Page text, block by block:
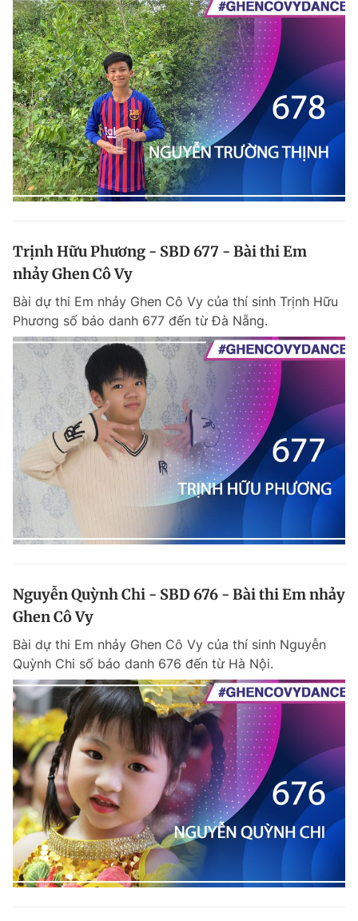
Giấy phép xuất bản số 110/GP - BTTTT cấp ngày 24.3.2020
© 2003-2026 Bản quyền thuộc về Báo Thanh Niên. Cấm sao chép
dưới mọi hình thức nếu không có sự chấp thuận bằng văn bản.
Phát triển bởi ePi Technologies, JSC.
Trịnh Hữu Phương - SBD 677 - Bài thi Em
nhảy Ghen Cô Vy
Bài dự thi Em nhảy Ghen Cô Vy của thí sinh Trịnh Hữu
Phương số báo danh 677 đến từ Đà Nẵng.
Nguyễn Quỳnh Chi - SBD 676 - Bài thi Em nhảy
Ghen Cô Vy
Bài dự thi Em nhảy Ghen Cô Vy của thí sinh Nguyễn
Quỳnh Chi số báo danh 676 đến từ Hà Nội.